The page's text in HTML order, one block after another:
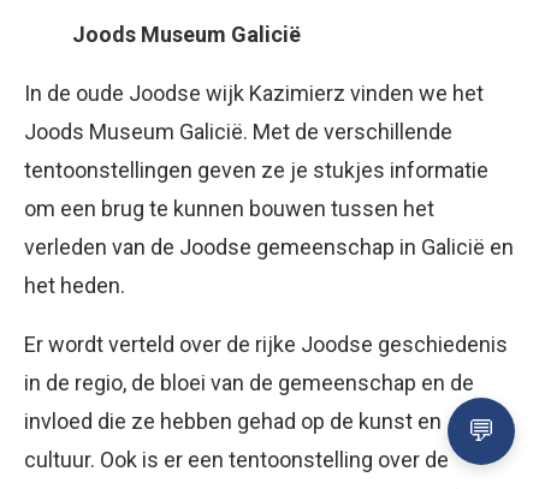
Joods Museum Galicië
In de oude Joodse wijk Kazimierz vinden we het
Joods Museum Galicië. Met de verschillende
tentoonstellingen geven ze je stukjes informatie
om een brug te kunnen bouwen tussen het
verleden van de Joodse gemeenschap in Galicië en
het heden.
Er wordt verteld over de rijke Joodse geschiedenis
in de regio, de bloei van de gemeenschap en de
invloed die ze hebben gehad op de kunst en
cultuur. Ook is er een tentoonstelling over de